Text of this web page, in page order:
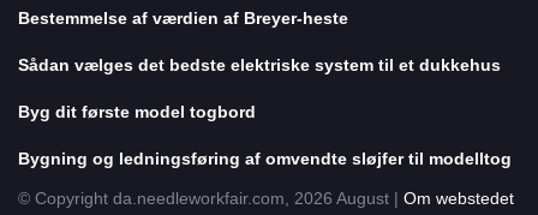
Bestemmelse af værdien af ​​Breyer-heste
Sådan vælges det bedste elektriske system til et dukkehus
Byg dit første model togbord
Bygning og ledningsføring af omvendte sløjfer til modelltog
© Copyright da.needleworkfair.com, 2026 August | Om webstedet